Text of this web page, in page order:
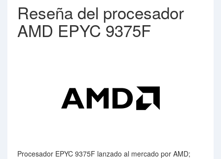
Reseña del procesador
AMD EPYC 9375F
Procesador EPYC 9375F lanzado al mercado por AMD;